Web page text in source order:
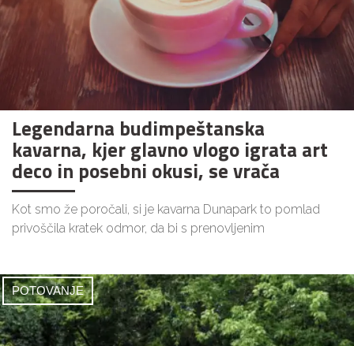
Legendarna budimpeštanska
kavarna, kjer glavno vlogo igrata art
deco in posebni okusi, se vrača
Kot smo že poročali, si je kavarna Dunapark to pomlad
privoščila kratek odmor, da bi s prenovljenim
POTOVANJE